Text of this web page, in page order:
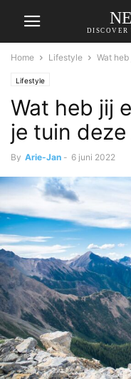
DISCOVER
Home Lifestyle Wat
Lifestyle
Wat heb jij
je tuin deze
By Arie-Jan - 6 juni 2022